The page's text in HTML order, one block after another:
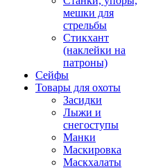
мешки для
стрельбы
Стикхант
(наклейки на
патроны)
Сейфы
Товары для охоты
Засидки
Лыжи и
снегоступы
Манки
Маскировка
Маскхалаты